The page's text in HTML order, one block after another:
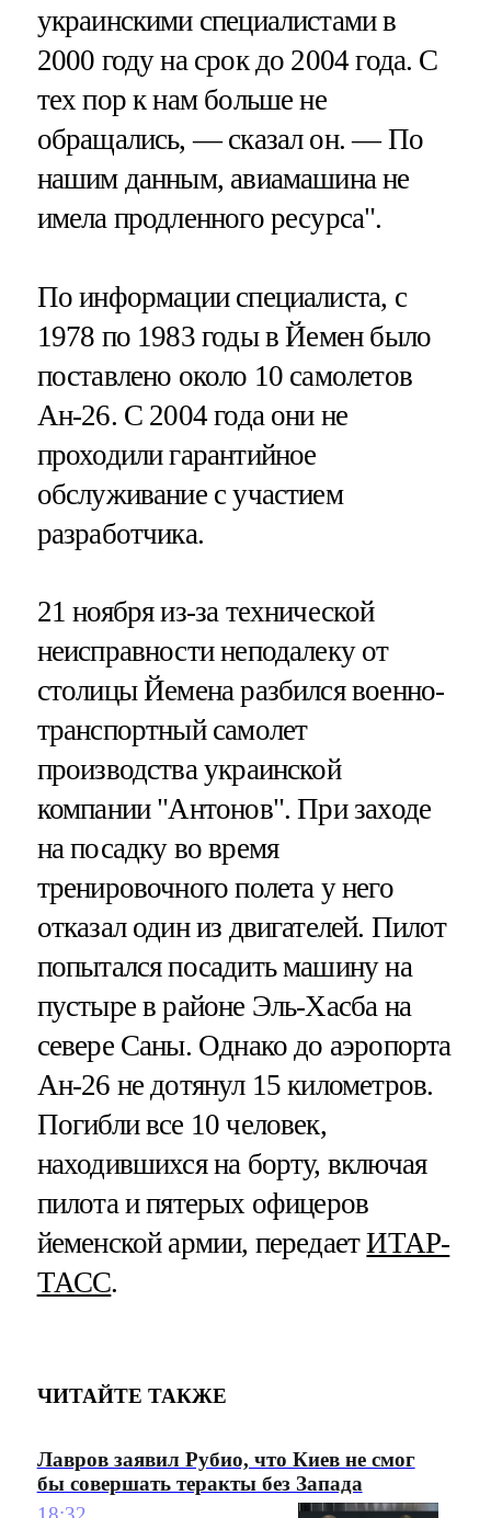
украинскими специалистами в
2000 году на срок до 2004 года. С
тех пор к нам больше не
обращались, — сказал он. — По
нашим данным, авиамашина не
имела продленного ресурса".
По информации специалиста, с
1978 по 1983 годы в Йемен было
поставлено около 10 самолетов
Ан-26. С 2004 года они не
проходили гарантийное
обслуживание с участием
разработчика.
21 ноября из-за технической
неисправности неподалеку от
столицы Йемена разбился военно-
транспортный самолет
производства украинской
компании "Антонов". При заходе
на посадку во время
тренировочного полета у него
отказал один из двигателей. Пилот
попытался посадить машину на
пустыре в районе Эль-Хасба на
севере Саны. Однако до аэропорта
Ан-26 не дотянул 15 километров.
Погибли все 10 человек,
находившихся на борту, включая
пилота и пятерых офицеров
йеменской армии, передаетИТАР-
ТАСС.
ЧИТАЙТЕ ТАКЖЕ
Лавров заявил Рубио, что Киев не смог
бы совершать теракты без Запада